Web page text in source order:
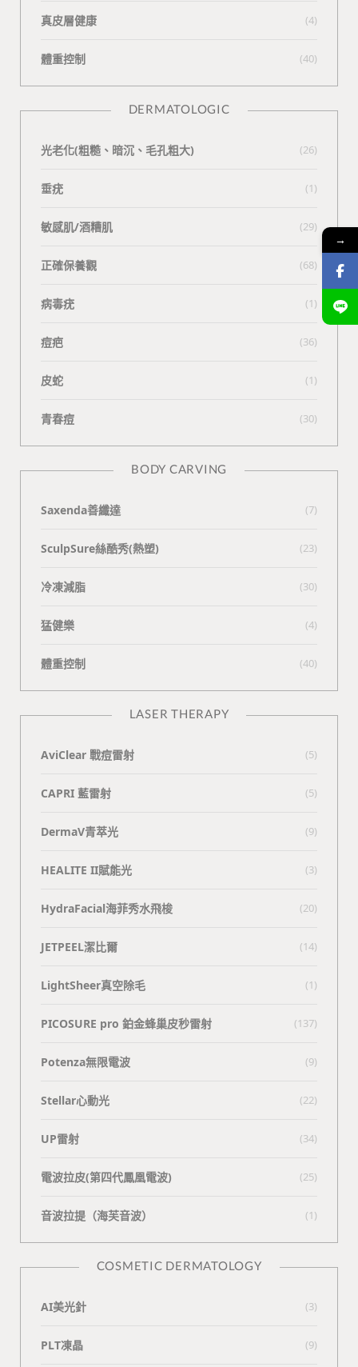
真皮層健康 (4)
體重控制 (40)
DERMATOLOGIC
光老化(粗糙、暗沉、毛孔粗大) (26)
垂疣 (1)
敏感肌/酒糟肌 (29)
正確保養觀 (68)
病毒疣 (1)
痘疤 (36)
皮蛇 (1)
青春痘 (30)
BODY CARVING
Saxenda善纖達 (7)
SculpSure絲酷秀(熱塑) (23)
冷凍減脂 (30)
猛健樂 (4)
體重控制 (40)
LASER THERAPY
AviClear 戰痘雷射 (5)
CAPRI 藍雷射 (5)
DermaV青萃光 (9)
HEALITE II賦能光 (3)
HydraFacial海菲秀水飛梭 (20)
JETPEEL潔比爾 (14)
LightSheer真空除毛 (1)
PICOSURE pro 鉑金蜂巢皮秒雷射 (137)
Potenza無限電波 (9)
Stellar心動光 (22)
UP雷射 (34)
電波拉皮(第四代鳳凰電波) (25)
⾳波拉提（海芙⾳波） (1)
COSMETIC DERMATOLOGY
AI美光針 (3)
PLT凍晶 (9)
→